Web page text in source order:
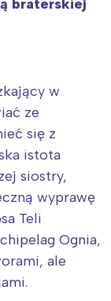
braterskiej
w
ze
się z
istota
siostry,
wyprawę
Teli
Ognia,
ale